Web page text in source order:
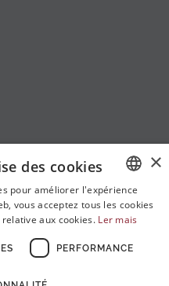
sociaux: PORTUGUESE
×
des cookies
pour améliorer l'expérience
vous acceptez tous les cookies
aux cookies. Ler mais
PERFORMANCE